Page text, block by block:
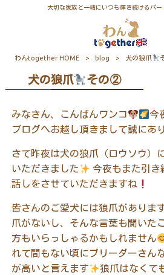
大切な家族と一緒にいつも輝き続けるパ
わんtogether HOME > blog > 犬の狼爪
犬の狼爪 その②
みなさん、こんばんワンコ 今
ブログへお越し頂きまして誠にあ
さて昨夜は犬の狼爪（ロウソウ）
いただきました
今夜もまた引き
話しをさせていただきますね
皆さんのご愛犬には狼爪がありま
爪がないし、そんな言葉も聞いた
方もいらっしゃるかもしれません
れて間もない頃にブリーダーさん
が高いと言えます
狼爪はなくて